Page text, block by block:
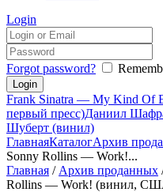
Login
Forgot password?
Frank Sinatra — My Kind
первый пресс)Даниил
Шуберт (винил)
ГлавнаяКаталогАрхив
Sonny Rollins — Work!...
Главная / Архив проданных
Rollins — Work! (винил,